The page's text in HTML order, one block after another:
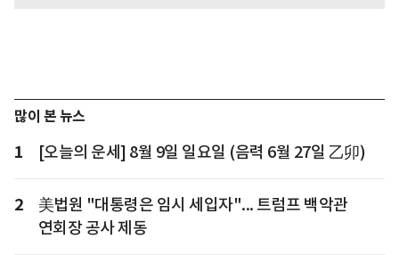
많이 본 뉴스
1 [오늘의 운세] 8월 9일 일요일 (음력 6월 27일 乙卯)
2
美법원 "대통령은 임시 세입자"... 트럼프 백악관
연회장 공사 제동